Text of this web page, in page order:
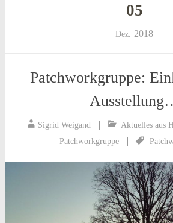
05
Dez. 2018
Patchworkgruppe:
Sigrid Weigand Aktuelles aus
Patchworkgruppe